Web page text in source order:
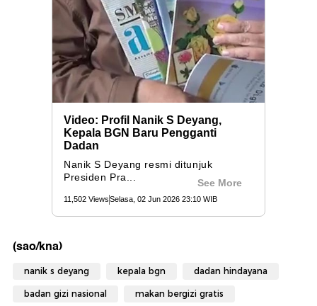
(sao/kna)
nanik s deyang kepala bgn dadan hindayana
badan gizi nasional makan bergizi gratis